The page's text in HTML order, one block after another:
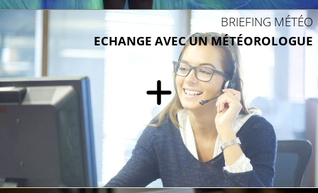
BRIEFING MÉTÉO
ECHANGE AVEC UN MÉTÉOROLOGUE